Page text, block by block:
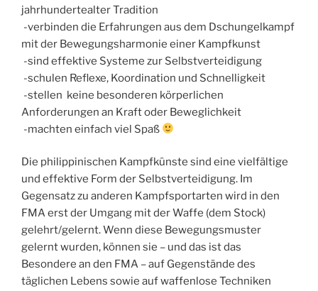
jahrhundertealter Tradition
-verbinden die Erfahrungen aus dem Dschungelkampf
mit der Bewegungsharmonie einer Kampfkunst
-sind effektive Systeme zur Selbstverteidigung
-schulen Reflexe, Koordination und Schnelligkeit
-stellen keine besonderen körperlichen
Anforderungen an Kraft oder Beweglichkeit
-machten einfach viel Spaß
Die philippinischen Kampfkünste sind eine vielfältige
und effektive Form der Selbstverteidigung. Im
Gegensatz zu anderen Kampfsportarten wird in den
FMA erst der Umgang mit der Waffe (dem Stock)
gelehrt/gelernt. Wenn diese Bewegungsmuster
gelernt wurden, können sie – und das ist das
Besondere an den FMA – auf Gegenstände des
täglichen Lebens sowie auf waffenlose Techniken